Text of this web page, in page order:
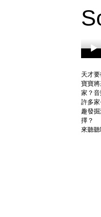
Audio
天才
寶寶
家？音
許多
趣發
擇？
來聽